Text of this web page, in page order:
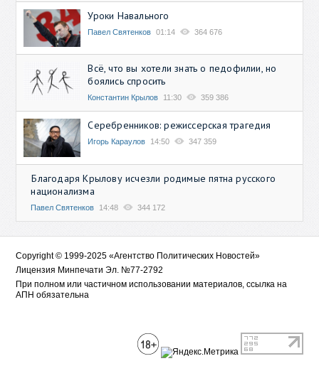
Уроки Навального
Павел Святенков 01:14 364 676
Всё, что вы хотели знать о педофилии, но
боялись спросить
Константин Крылов 11:30 359 386
Серебренников: режиссерская трагедия
Игорь Караулов 14:50 347 359
Благодаря Крылову исчезли родимые пятна русского
национализма
Павел Святенков 14:48 344 172
Copyright © 1999-2025 «Агентство Политических Новостей»
Лицензия Минпечати Эл. №77-2792
При полном или частичном использовании материалов, ссылка на
АПН обязательна